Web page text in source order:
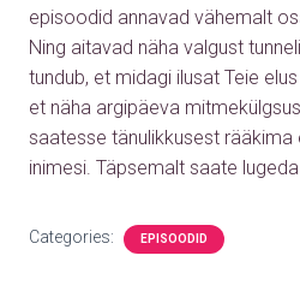
episoodid annavad vähemalt
Ning aitavad näha valgust
tundub, et midagi ilusat Teie
et näha argipäeva
saatesse tänulikkusest
inimesi. Täpsemalt saate lugeda
Categories: EPISOODID